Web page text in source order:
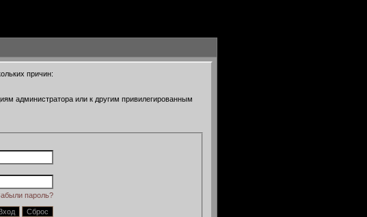
причин:
администратора или к другим привилегированным
пароль?